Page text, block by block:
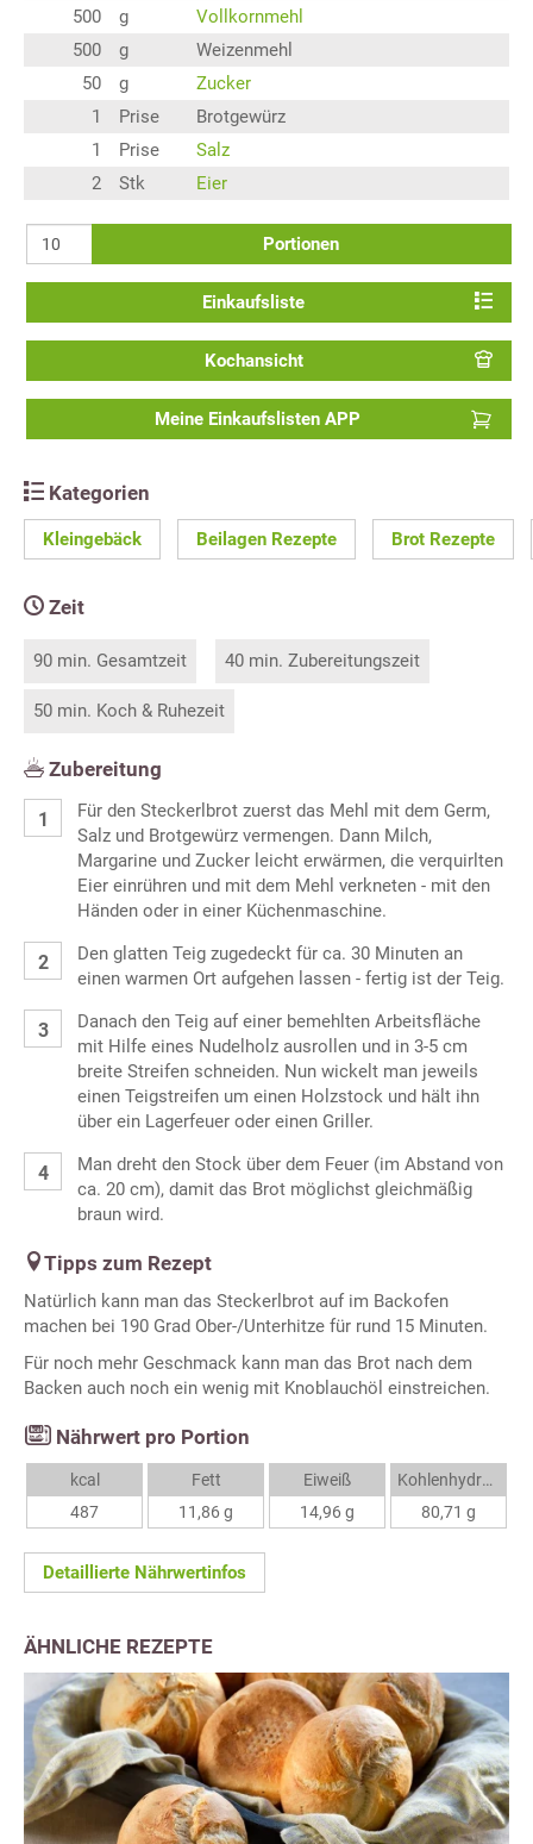
500
g
Vollkornmehl
500
g
Weizenmehl
50
g
Zucker
1
Prise
Brotgewürz
1
Prise
Salz
2
Stk Eier
Portionen
Einkaufsliste
Kochansicht
Meine Einkaufslisten APP
Kategorien
Kleingebäck Beilagen Rezepte Brot Rezepte
Zeit
90 min. Gesamtzeit 40 min. Zubereitungszeit
50 min. Koch & Ruhezeit
Zubereitung
Für den Steckerlbrot zuerst das Mehl mit dem Germ,
Salz und Brotgewürz vermengen. Dann Milch,
Margarine und Zucker leicht erwärmen, die verquirlten
Eier einrühren und mit dem Mehl verkneten - mit den
Händen oder in einer Küchenmaschine.
Den glatten Teig zugedeckt für ca. 30 Minuten an
einen warmen Ort aufgehen lassen - fertig ist der Teig.
Danach den Teig auf einer bemehlten Arbeitsfläche
mit Hilfe eines Nudelholz ausrollen und in 3-5 cm
breite Streifen schneiden. Nun wickelt man jeweils
einen Teigstreifen um einen Holzstock und hält ihn
über ein Lagerfeuer oder einen Griller.
Man dreht den Stock über dem Feuer (im Abstand von
ca. 20 cm), damit das Brot möglichst gleichmäßig
braun wird.
Tipps zum Rezept
Natürlich kann man das Steckerlbrot auf im Backofen
machen bei 190 Grad Ober-/Unterhitze für rund 15 Minuten.
Für noch mehr Geschmack kann man das Brot nach dem
Backen auch noch ein wenig mit Knoblauchöl einstreichen.
Nährwert pro Portion
kcal
487
Fett
11,86 g
Eiweiß
14,96 g
Kohlenhydrate
80,71 g
Detaillierte Nährwertinfos
ÄHNLICHE REZEPTE